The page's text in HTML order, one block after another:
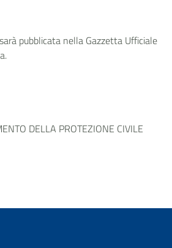
pubblicata nella Gazzetta Ufficiale
DELLA PROTEZIONE CIVILE